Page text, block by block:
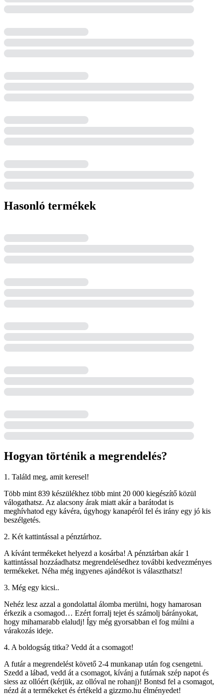
Hasonló termékek
Hogyan történik a megrendelés?
1. Találd meg, amit keresel!
Több mint 839 készülékhez több mint 20 000 kiegészítő közül
válogathatsz. Az alacsony árak miatt akár a barátodat is
meghívhatod egy kávéra, úgyhogy kanapéról fel és irány egy jó kis
beszélgetés.
2. Két kattintással a pénztárhoz.
A kívánt termékeket helyezd a kosárba! A pénztárban akár 1
kattintással hozzáadhatsz megrendelésedhez további kedvezményes
termékeket. Néha még ingyenes ajándékot is választhatsz!
3. Még egy kicsi..
Nehéz lesz azzal a gondolattal álomba merülni, hogy hamarosan
érkezik a csomagod… Ezért forralj tejet és számolj bárányokat,
hogy mihamarabb elaludj! Így még gyorsabban el fog múlni a
várakozás ideje.
4. A boldogság titka? Vedd át a csomagot!
A futár a megrendelést követő 2-4 munkanap után fog csengetni.
Szedd a lábad, vedd át a csomagot, kívánj a futárnak szép napot és
siess az ollóért (kérjük, az ollóval ne rohanj)! Bontsd fel a csomagot,
nézd át a termékeket és értékeld a gizzmo.hu élményedet!